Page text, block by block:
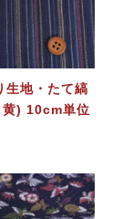
生地・たて縞
) 10cm単位